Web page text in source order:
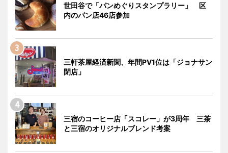
世田谷で「パンめぐりスタンプラリー」 区
内のパン店46店参加
三軒茶屋経済新聞、年間PV1位は「ジョナサン
閉店」
三宿のコーヒー店「スコレー」が3周年 三茶
と三宿のオリジナルブレンド考案